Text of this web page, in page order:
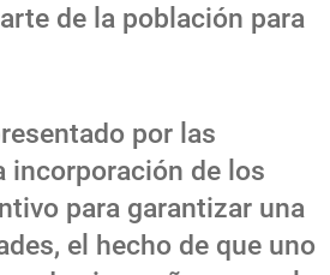
de la población para
por las
incorporación de los
para garantizar una
el hecho de que uno